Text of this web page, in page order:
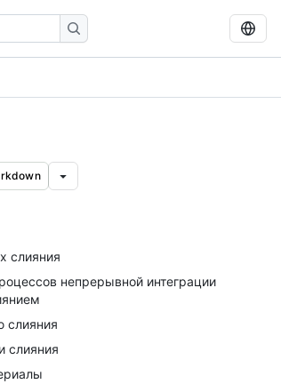
слияния
непрерывной интеграции
слияния
слияния